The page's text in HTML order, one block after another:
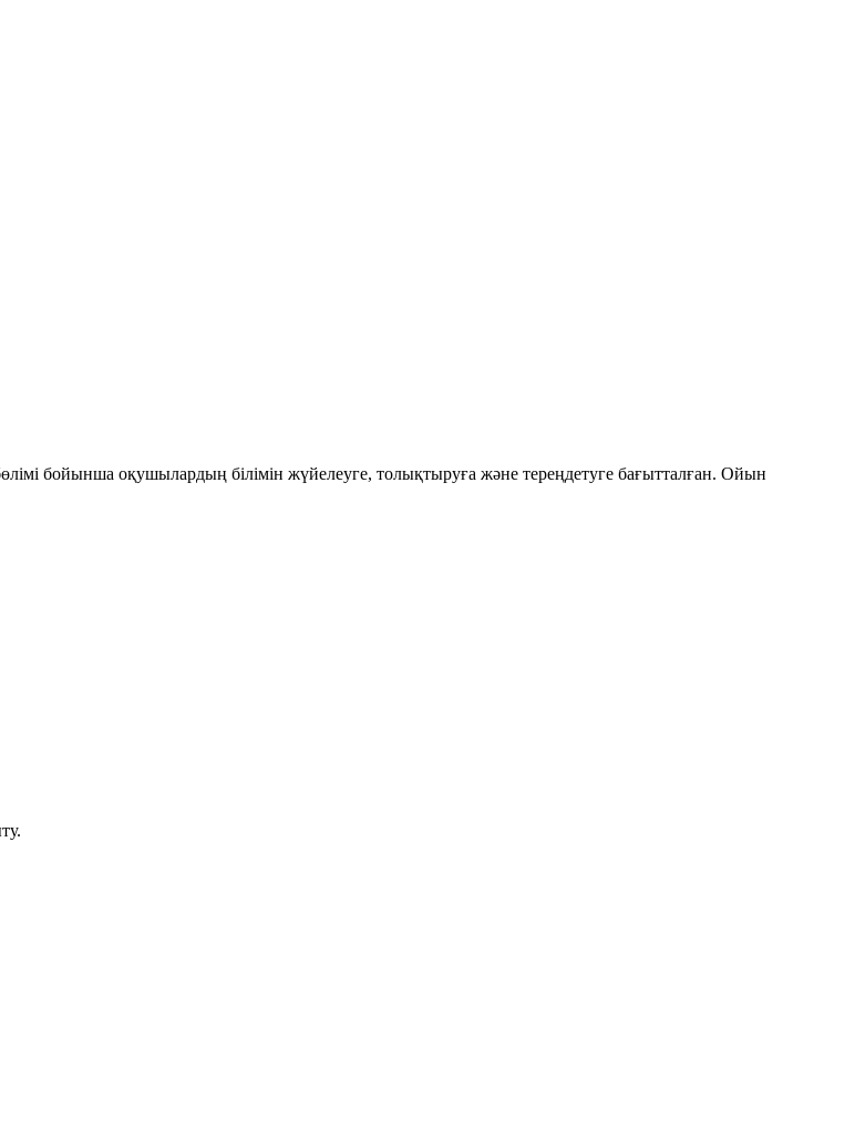
бойынша оқушылардың білімін жүйелеуге, толықтыруға және тереңдетуге бағытталған. Ойын